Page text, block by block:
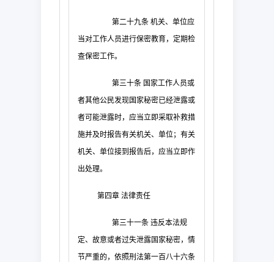
第二十九条 机关、单位应
当对工作人员进行保密教育，定期检
查保密工作。
第三十条 国家工作人员或
者其他公民发现国家秘密已经泄露或
者可能泄露时，应当立即采取补救措
施并及时报告有关机关、单位；有关
机关、单位接到报告后，应当立即作
出处理。
第四章 法律责任
第三十一条 违反本法规
定、故意或者过失泄露国家秘密，情
节严重的，依照刑法第一百八十六条